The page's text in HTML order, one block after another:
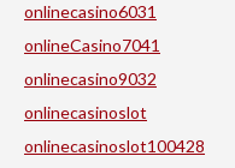
onlinecasino6031
onlineCasino7041
onlinecasino9032
onlinecasinoslot
onlinecasinoslot100428